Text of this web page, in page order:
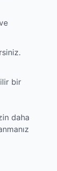
bir
daha